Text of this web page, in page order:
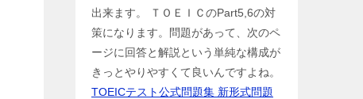
出来ます。 ＴＯＥＩＣのPart5,6の対
策になります。問題があって、次のペ
ージに回答と解説という単純な構成が
きっとやりやすくて良いんですよね。
TOEICテスト公式問題集 新形式問題